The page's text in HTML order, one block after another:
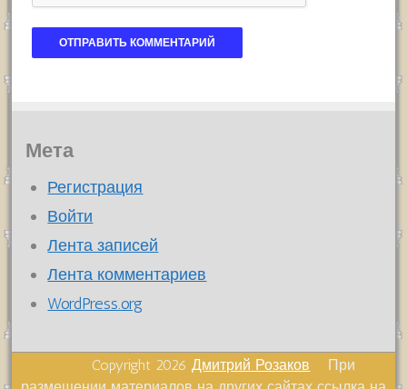
Мета
Регистрация
Войти
Лента записей
Лента комментариев
WordPress.org
Copyright 2026Дмитрий Розаков При